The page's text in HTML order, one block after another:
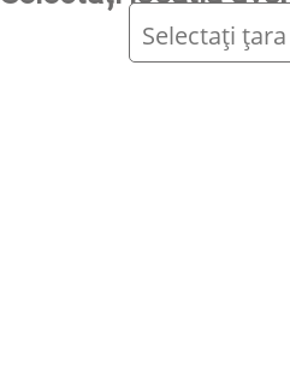
Alte